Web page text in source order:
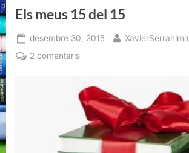
Els meus 15 del 15
Posted
on
desembre 30, 2015 By
XavierSerrahima
2 comentarisa
15
del
15